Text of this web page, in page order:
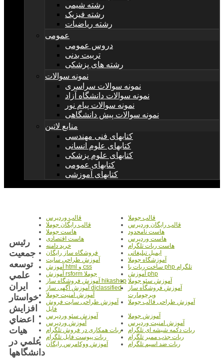
رشته شیمی
رشته فیزیک
رشته ریاضیات
عمومی
دروس عمومی
تربیت بدنی
رشته های پزشکی
نمونه سوالات
نمونه سوالات سراسری
نمونه سوالات دانشگاه آزاد
نمونه سوالات پیام نور
نمونه سوالات پیش دانشگاهی
منابع لاتین
کتابهای فنی مهندسی
کتابهای علوم انسانی
کتابهای علوم پزشکی
کتابهای عمومی
کتابهای آموزشی
قالب جوملا
قالب وردپرس
قالب رایگان وردپرس
قالب رایگان جوملا
هاست نامحدود
هاست جوملا
هاست وردپرس
هاست اقتصادی
هاست ربات تلگرام
خرید دامنه
ایمیل تبلیغاتی
فروشگاه ساز رایگان
آموزشگاه جوملا
آموزش طراحی سایت
ساخت ربات با php تلگرام
آموزش html و css
آموزش php
آموزش rsform جوملا
آموزش سئو جوملا آموزش فروشگاه ساز hikashop
آموزش فروشگاه ساز
ویرچومارت
آموزش آگهی ساز djclassified
آموزش امنیت جوملا
آموزش طراحی قالب جوملا
آموزش طراحی سایت فروش
فایل
آموزش جوملا
آموزش سئو وردپرس
آموزش امنیت وردپرس
آموزش وردپرس
ربات دکمه شیشه ای تلگرام
ربات همکاری در فروش تلگرام
ربات جذب ممبر تلگرام
ربات پیوست فایل تلگرام
ربات ضد اسپم تلگرام
آموزش ووکامرس رایگان
رئيس
جمعيت
توسعه
علمي
ايران
خواستار
افزايش
اعضاي
هيات
علمي در
دانشگاهها